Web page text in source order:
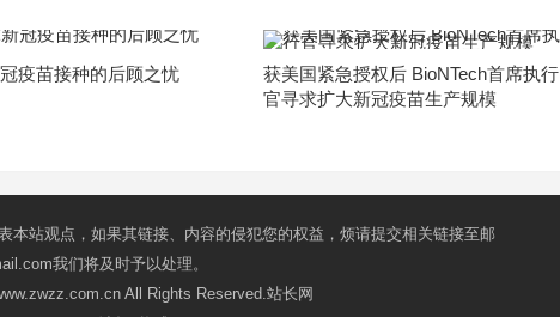
疫苗接种的后顾之忧
获美国紧急授权后 BioNTech首席执行
官寻求扩大新冠疫苗生产规模
本站观点，如果其链接、内容的侵犯您的权益，烦请提交相关链接至邮
我们将及时予以处理。
All Rights Reserved.站长网